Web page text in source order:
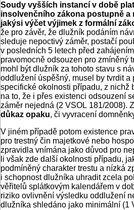
Soudy vyšších instancí v době
insolvenčního zákona postupně a
jakýsi výčet výjimek z formální
že pro závěr, že dlužník podáním
sleduje nepoctivý záměr, postačí
v posledních 5 letech před
pravomocně odsouzen pro zmíněný
mohl být dlužník za tohoto stavu s
oddlužení úspěšný, musel by tvrdit a
specifické okolnosti případu, z nichž
na to, že i přes existenci odsouzení
záměr nejedná (2 VSOL 181/2008).
důkaz opaku, či vyvracení
V jiném případě potom existence
pro trestný čin majetkové nebo
zpravidla vnímána jako důvod pro
li však zde další okolnosti případu,
podmíněný charakter trestu a nízká
i schopnost dlužníka uhradit zcela
věřitelů splátkovým kalendářem v
riziko ovlivnění výsledku oddlužení
dlužníka shledáno jako minimální (1